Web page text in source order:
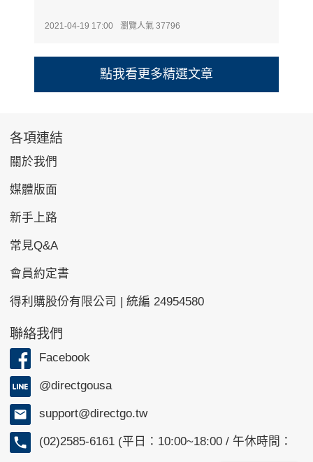
2021-04-19 17:00 瀏覽人氣 37796
各項連結
關於我們
媒體版面
新手上路
常見Q&A
會員約定書
得利購股份有限公司 | 統編 24954580
聯絡我們
Facebook
@directgousa
support@directgo.tw
(02)2585-6161 (平日：10:00~18:00 / 午休時間：